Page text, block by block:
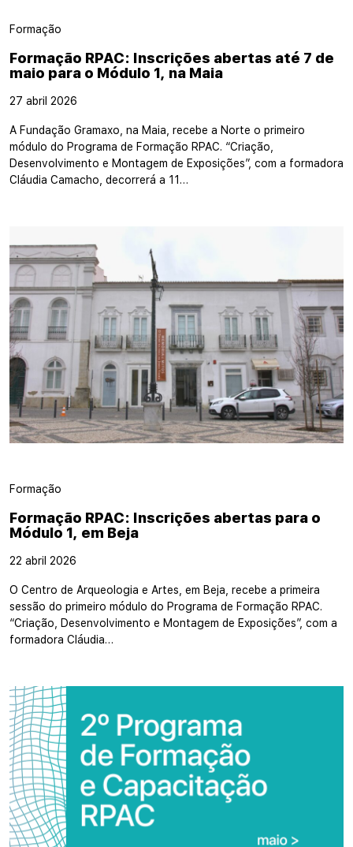
Formação
Formação RPAC: Inscrições abertas até 7 de
maio para o Módulo 1, na Maia
27 abril 2026
A Fundação Gramaxo, na Maia, recebe a Norte o primeiro
módulo do Programa de Formação RPAC. “Criação,
Desenvolvimento e Montagem de Exposições”, com a formadora
Cláudia Camacho, decorrerá a 11…
Formação
Formação RPAC: Inscrições abertas para o
Módulo 1, em Beja
22 abril 2026
O Centro de Arqueologia e Artes, em Beja, recebe a primeira
sessão do primeiro módulo do Programa de Formação RPAC.
“Criação, Desenvolvimento e Montagem de Exposições”, com a
formadora Cláudia…